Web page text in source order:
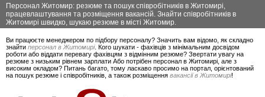
Персонал Житомир: резюме та пошук співробітників в Житомирі,
працевлаштування та розміщення вакансій. Знайти співробітників в
Житомирі швидко, шукаю резюме в місті Житомир.
Ви працюєте менеджером по підбору персоналу? Значить вам відомо, як складно
знайти персонал в Житомирі. Кого шукати - фахівців з мінімальним досвідом
роботи або віддати перевагу фахівцям з відмінним резюме? Звертати увагу на
резюме з низьким рівнем зарплати Або потрібен персонал в Житомирі, але з
високим окладом? Питань багато, тому ласкаво просимо на портал, орієнтований
на пошук резюме і співробітників, а також розміщення вакансії в Житомирі!